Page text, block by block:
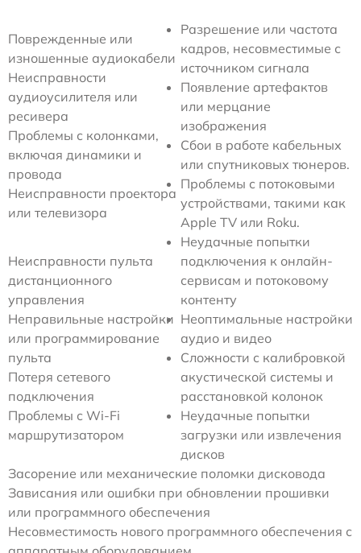
Поврежденные или
изношенные аудиокабели
Неисправности
аудиоусилителя или
ресивера
Проблемы с колонками,
включая динамики и
провода
Неисправности проектора
или телевизора
Разрешение или частота
кадров, несовместимые с
источником сигнала
Появление артефактов
или мерцание
изображения
Сбои в работе кабельных
или спутниковых тюнеров.
Проблемы с потоковыми
устройствами, такими как
Apple TV или Roku.
Неисправности пульта
дистанционного
управления
Неправильные настройки
или программирование
пульта
Потеря сетевого
подключения
Проблемы с Wi-Fi
маршрутизатором
Неудачные попытки
подключения к онлайн-
сервисам и потоковому
контенту
Неоптимальные настройки
аудио и видео
Сложности с калибровкой
акустической системы и
расстановкой колонок
Неудачные попытки
загрузки или извлечения
дисков
Засорение или механические поломки дисковода
Зависания или ошибки при обновлении прошивки
или программного обеспечения
Несовместимость нового программного обеспечения с